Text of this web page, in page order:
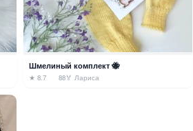
Шмелиный комплект 🐝
★ 8.7 88🏅 Лариса